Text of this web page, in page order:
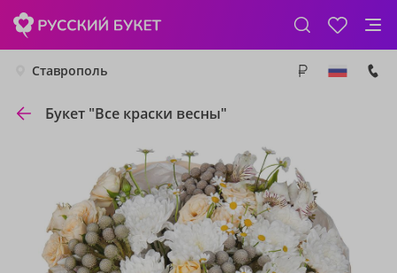
Ставрополь
Букет "Все краски весны"